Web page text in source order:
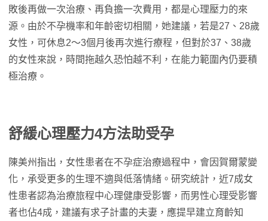
敗後再做一次治療、再負擔一次費用，都是心理壓力的來
源。由於不孕機率和年齡密切相關，她建議，若是27、28歲
女性，可休息2～3個月後再次進行療程，但對於37、38歲
的女性來說，時間拖越久恐怕越不利，在能力範圍內仍要積
極治療。
舒緩心理壓力4方法助受孕
陳美州指出，女性患者在不孕症治療過程中，會因賀爾蒙變
化，承受更多的生理不適與低落情緒。研究統計，近7成女
性患者認為治療旅程中心理健康受影響，而男性心理受影響
者也佔4成，建議有求子計畫的夫妻，應提早建立育齡知